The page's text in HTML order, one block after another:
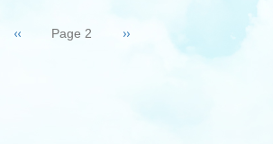
Page
précédente
‹‹ Page 2 Page
››